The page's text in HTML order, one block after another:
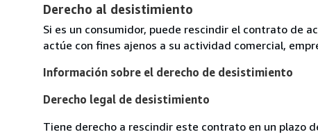
Derecho al desistimiento
Si es un consumidor, puede rescindir el contrato de
actúe con fines ajenos a su actividad comercial,
Información sobre el derecho de desistimiento
Derecho legal de desistimiento
Tiene derecho a rescindir este contrato en un plazo